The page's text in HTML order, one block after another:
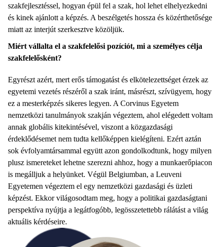
szakfejlesztéssel, hogyan épül fel a szak, hol lehet elhelyezkedni
és kinek ajánlott a képzés. A beszélgetés hossza és közérthetősége
miatt az interjút szerkesztve közöljük.
Miért vállalta el a szakfelelősi pozíciót, mi a személyes célja
szakfelelősként?
Egyrészt azért, mert erős támogatást és elkötelezettséget érzek az
egyetemi vezetés részéről a szak iránt, másrészt, szívügyem, hogy
ez a mesterképzés sikeres legyen. A Corvinus Egyetem
nemzetközi tanulmányok szakján végeztem, ahol elégedett voltam
annak globális kitekintésével, viszont a közgazdasági
érdeklődésemet nem tudta kellőképpen kielégíteni. Ezért aztán
sok évfolyamtársammal együtt azon gondolkodtunk, hogy milyen
plusz ismereteket lehetne szerezni ahhoz, hogy a munkaerőpiacon
is megálljuk a helyünket. Végül Belgiumban, a Leuveni
Egyetemen végeztem el egy nemzetközi gazdasági és üzleti
képzést. Ekkor világosodtam meg, hogy a politikai gazdaságtani
perspektíva nyújtja a legátfogóbb, legösszetettebb rálátást a világ
aktuális kérdéseire.